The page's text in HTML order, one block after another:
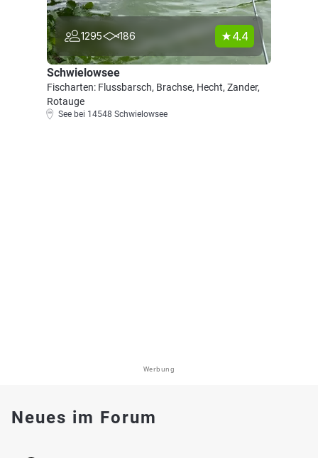
1295 186 4.4
Schwielowsee
Fischarten: Flussbarsch, Brachse, Hecht, Zander,
Rotauge
See bei 14548 Schwielowsee
Werbung
Neues im Forum